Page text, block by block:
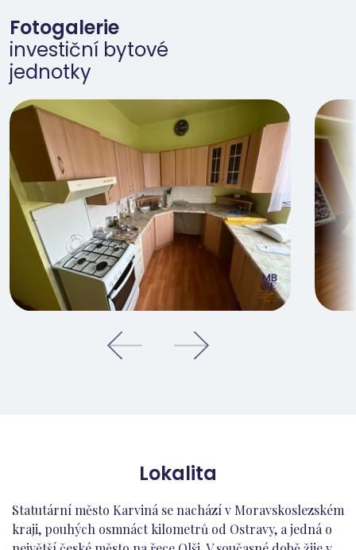
Fotogalerie
investiční bytové
jednotky
Lokalita
Statutární město Karviná se nachází v Moravskoslezském
kraji, pouhých osmnáct kilometrů od Ostravy, a jedná o